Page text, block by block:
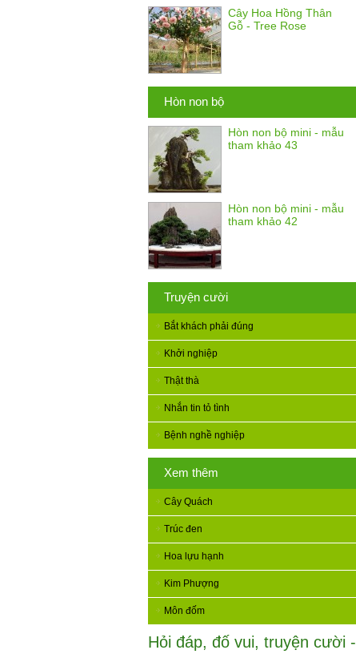
Cây Hoa Hồng Thân
Gỗ - Tree Rose
Hòn non bộ
Hòn non bộ mini - mẫu
tham khảo 43
Hòn non bộ mini - mẫu
tham khảo 42
Truyện cười
Bắt khách phải đúng
Khởi nghiệp
Thật thà
Nhắn tin tỏ tình
Bệnh nghề nghiệp
Xem thêm
Cây Quách
Trúc đen
Hoa lựu hạnh
Kim Phượng
Môn đốm
Hỏi đáp, đố vui, truyện cười -